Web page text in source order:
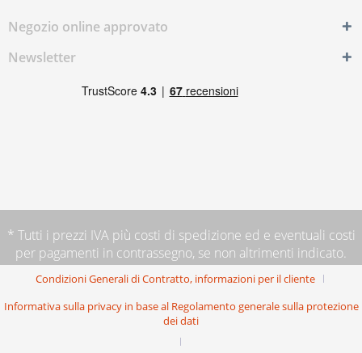
Negozio online approvato
Newsletter
* Tutti i prezzi IVA più costi di spedizione ed e eventuali costi
per pagamenti in contrassegno, se non altrimenti indicato.
Condizioni Generali di Contratto, informazioni per il cliente
Informativa sulla privacy in base al Regolamento generale sulla protezione
dei dati